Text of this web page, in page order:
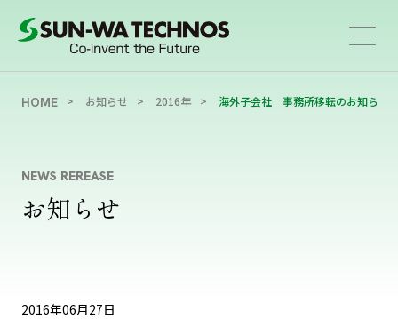
HOME お知らせ 2016年 海外子会社 事務所移転のお知らせ
NEWS REREASE
お知らせ
2016年06月27日